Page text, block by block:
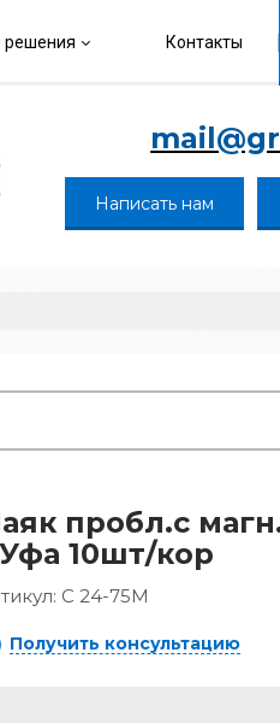
решения Контакты
Написать нам
пробл.с
10шт/кор
С 24-75М
Получить консультацию